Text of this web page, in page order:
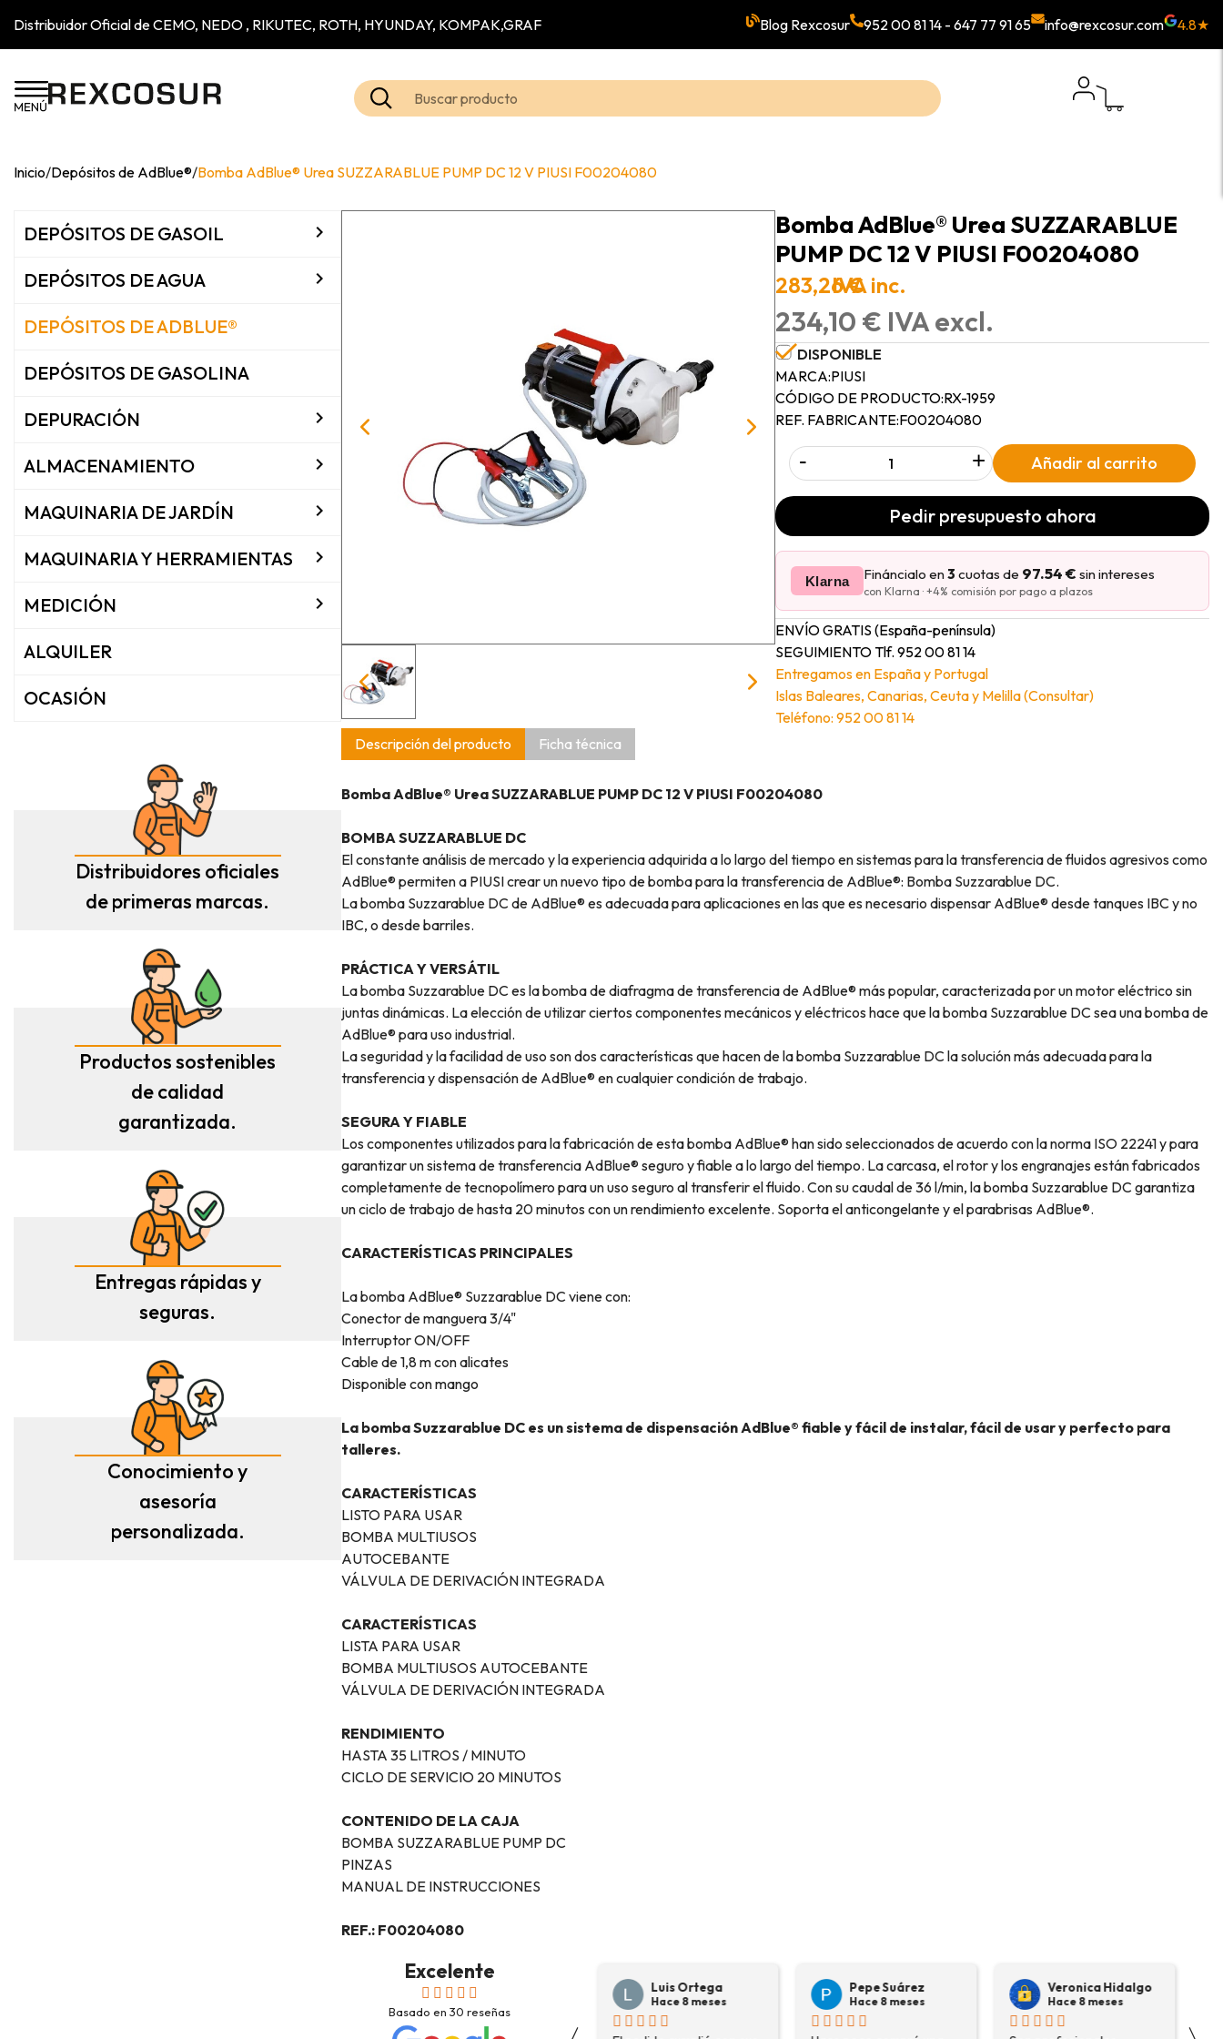
Distribuidor Oficial de CEMO, NEDO , RIKUTEC, ROTH, HYUNDAY, KOMPAK,GRAF Blog Rexcosur 952 00 81 14 - 647 77 91 65 info@rexcosur.com 4.8★
Inicio/Depósitos de AdBlue®/Bomba AdBlue® Urea SUZZARABLUE PUMP DC 12 V PIUSI F00204080
DEPÓSITOS DE GASOIL 
DEPÓSITOS DE AGUA 
DEPÓSITOS DE ADBLUE®
DEPÓSITOS DE GASOLINA
DEPURACIÓN 
ALMACENAMIENTO 
MAQUINARIA DE JARDÍN 
MAQUINARIA Y HERRAMIENTAS 
MEDICIÓN 
ALQUILER
OCASIÓN
Distribuidores oficiales
de primeras marcas.
Productos sostenibles
de calidad
garantizada.
Entregas rápidas y
seguras.
Conocimiento y
asesoría
personalizada.
Bomba AdBlue® Urea SUZZARABLUE
PUMP DC 12 V PIUSI F00204080
283,26 €IVA inc.
234,10 € IVA excl.
DISPONIBLE
MARCA:PIUSI
CÓDIGO DE PRODUCTO:RX-1959
REF. FABRICANTE:F00204080
- + Añadir al carrito
Pedir presupuesto ahora
Klarna Fináncialo en3 cuotas de 97.54 € sin intereses
con Klarna · +4% comisión por pago a plazos
ENVÍO GRATIS (España-península)
SEGUIMIENTO Tlf. 952 00 81 14
Entregamos en España y Portugal
Islas Baleares, Canarias, Ceuta y Melilla (Consultar)
Teléfono: 952 00 81 14
Descripción del producto
Ficha técnica
Bomba AdBlue® Urea SUZZARABLUE PUMP DC 12 V PIUSI F00204080
BOMBA SUZZARABLUE DC
El constante análisis de mercado y la experiencia adquirida a lo largo del tiempo en sistemas para la transferencia de fluidos agresivos como
AdBlue® permiten a PIUSI crear un nuevo tipo de bomba para la transferencia de AdBlue®: Bomba Suzzarablue DC.
La bomba Suzzarablue DC de AdBlue® es adecuada para aplicaciones en las que es necesario dispensar AdBlue® desde tanques IBC y no
IBC, o desde barriles.
PRÁCTICA Y VERSÁTIL
La bomba Suzzarablue DC es la bomba de diafragma de transferencia de AdBlue® más popular, caracterizada por un motor eléctrico sin
juntas dinámicas. La elección de utilizar ciertos componentes mecánicos y eléctricos hace que la bomba Suzzarablue DC sea una bomba de
AdBlue® para uso industrial.
La seguridad y la facilidad de uso son dos características que hacen de la bomba Suzzarablue DC la solución más adecuada para la
transferencia y dispensación de AdBlue® en cualquier condición de trabajo.
SEGURA Y FIABLE
Los componentes utilizados para la fabricación de esta bomba AdBlue® han sido seleccionados de acuerdo con la norma ISO 22241 y para
garantizar un sistema de transferencia AdBlue® seguro y fiable a lo largo del tiempo. La carcasa, el rotor y los engranajes están fabricados
completamente de tecnopolímero para un uso seguro al transferir el fluido. Con su caudal de 36 l/min, la bomba Suzzarablue DC garantiza
un ciclo de trabajo de hasta 20 minutos con un rendimiento excelente. Soporta el anticongelante y el parabrisas AdBlue®.
CARACTERÍSTICAS PRINCIPALES
La bomba AdBlue® Suzzarablue DC viene con:
Conector de manguera 3/4"
Interruptor ON/OFF
Cable de 1,8 m con alicates
Disponible con mango
La bomba Suzzarablue DC es un sistema de dispensación AdBlue® fiable y fácil de instalar, fácil de usar y perfecto para
talleres.
CARACTERÍSTICAS
LISTO PARA USAR
BOMBA MULTIUSOS
AUTOCEBANTE
VÁLVULA DE DERIVACIÓN INTEGRADA
CARACTERÍSTICAS
LISTA PARA USAR
BOMBA MULTIUSOS AUTOCEBANTE
VÁLVULA DE DERIVACIÓN INTEGRADA
RENDIMIENTO
HASTA 35 LITROS / MINUTO
CICLO DE SERVICIO 20 MINUTOS
CONTENIDO DE LA CAJA
BOMBA SUZZARABLUE PUMP DC
PINZAS
MANUAL DE INSTRUCCIONES
REF.: F00204080
Excelente
Basado en30 reseñas
Josep Ramon
Sanahuja
Hace 6 meses
Luis Ortega
Hace 8 meses
Pepe Suárez
Hace 8 meses
Veronica Hidalgo
Hace 8 meses